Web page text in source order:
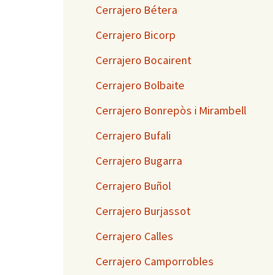
Cerrajero Bétera
Cerrajero Bicorp
Cerrajero Bocairent
Cerrajero Bolbaite
Cerrajero Bonrepòs i Mirambell
Cerrajero Bufali
Cerrajero Bugarra
Cerrajero Buñol
Cerrajero Burjassot
Cerrajero Calles
Cerrajero Camporrobles